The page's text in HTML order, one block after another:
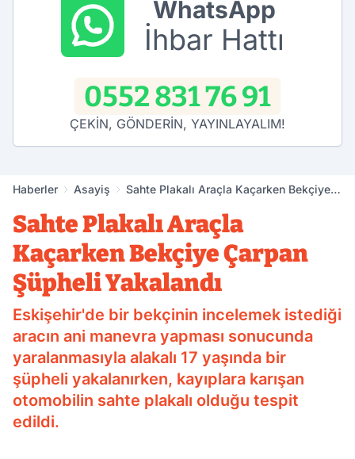
WhatsApp
İhbar Hattı
0552 831 76 91
ÇEKİN, GÖNDERİN, YAYINLAYALIM!
Haberler Asayiş
Sahte Plakalı Araçla Kaçarken Bekçiye
Sahte Plakalı Araçla
Kaçarken Bekçiye Çarpan
Şüpheli Yakalandı
Eskişehir'de bir bekçinin incelemek istediği
aracın ani manevra yapması sonucunda
yaralanmasıyla alakalı 17 yaşında bir
şüpheli yakalanırken, kayıplara karışan
otomobilin sahte plakalı olduğu tespit
edildi.